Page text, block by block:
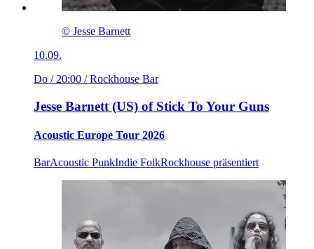
© Jesse Barnett
10.09.
Do / 20:00 / Rockhouse Bar
Jesse Barnett (US) of Stick To Your Guns
Acoustic Europe Tour 2026
BarAcoustic PunkIndie FolkRockhouse präsentiert